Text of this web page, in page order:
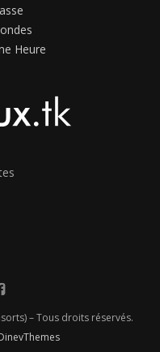
Heure
Page
– Tous droits réservés.